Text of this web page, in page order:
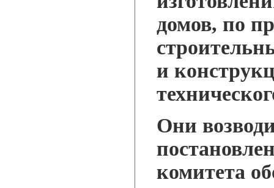
домов, по
и
Они
комитета